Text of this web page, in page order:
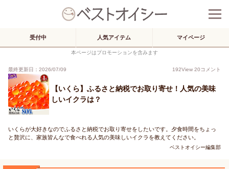
受付中 人気アイテム マイページ
本ページはプロモーションを含みます
最終更新日：2026/07/09 192View 20コメント
【いくら】ふるさと納税でお取り寄せ！人気の美味
しいイクラは？
いくらが大好きなのでふるさと納税でお取り寄せをしたいです。夕食時間をちょっ
と贅沢に、家族皆んなで食べれる人気の美味しいイクラを教えてください。
ベストオイシー編集部